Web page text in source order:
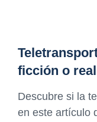
ficción o
Descubre si la
en este artículo